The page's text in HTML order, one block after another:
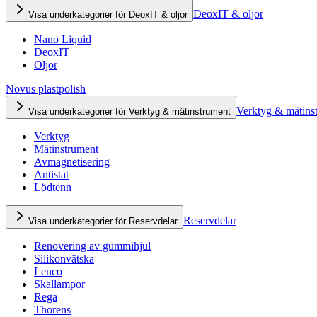
Visa underkategorier för DeoxIT & oljor DeoxIT & oljor
Nano Liquid
DeoxIT
Oljor
Novus plastpolish
Visa underkategorier för Verktyg & mätinstrument Verktyg &
Verktyg
Mätinstrument
Avmagnetisering
Antistat
Lödtenn
Visa underkategorier för Reservdelar Reservdelar
Renovering av gummihjul
Silikonvätska
Lenco
Skallampor
Rega
Thorens